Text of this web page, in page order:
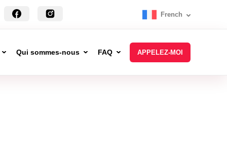
French
Qui sommes-nous FAQ APPELEZ-MOI